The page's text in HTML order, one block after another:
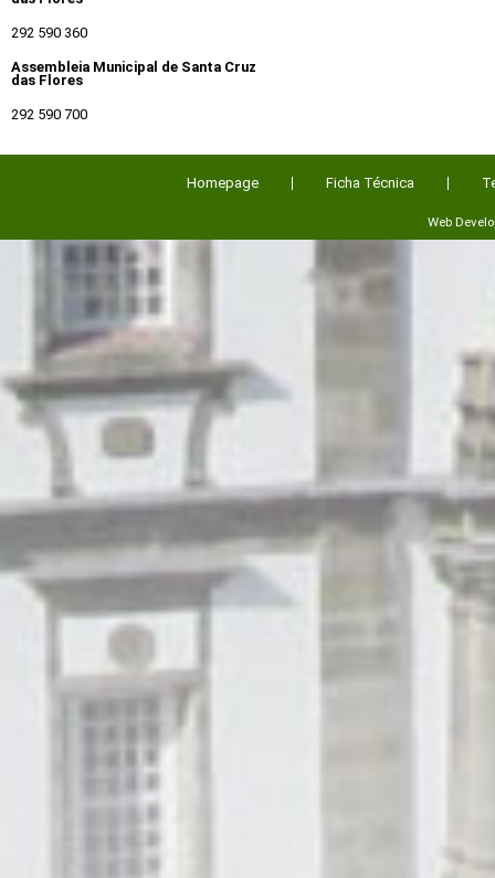
292 590 360
Assembleia Municipal de Santa Cruz
das Flores
292 590 700
Homepage Ficha Técnica
Web